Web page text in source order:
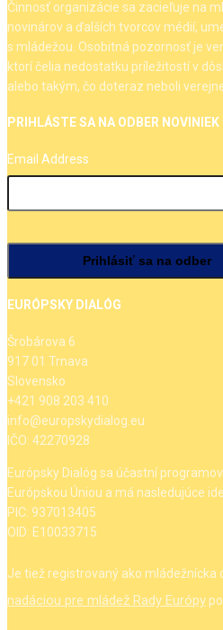
Činnosť organizácie sa zacieľuje na
novinárov a ďalších tvorcov médií,
s mládežou. Osobitná pozornosť je
ktorí čelia nedostatku príležitostí v
alebo takým, čo doteraz neboli
PRIHLÁSTE SA NA ODBER NOVINIEK
Email Address
EURÓPSKY DIALÓG
Šrobárova 6
917 01 Trnava
Slovensko
+421 908 203 410
info@europskydialog.eu
IČO: 42270928
Európsky Dialóg sa účastní
Európskou Úniou a má nasledujúce
PIC: 937013405
OID: E10033715
Je tiež registrovaný ako mládežnícka
nadáciou pre mládež Rady Európy